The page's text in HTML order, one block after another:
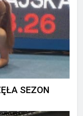
SEZON